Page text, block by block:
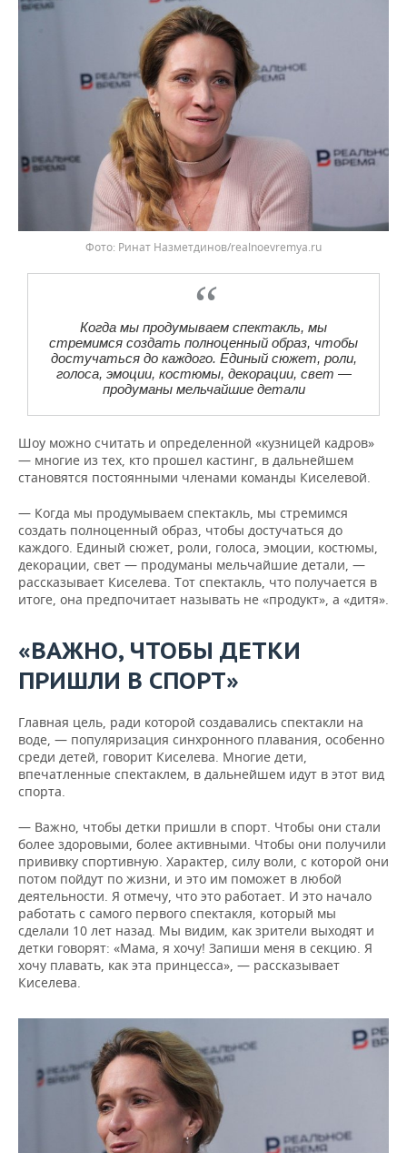
Ринат Назметдинов/realnoevremya.ru
Когда мы продумываем спектакль, мы
стремимся создать полноценный образ, чтобы
достучаться до каждого. Единый сюжет, роли,
голоса, эмоции, костюмы, декорации, свет —
продуманы мельчайшие детали
Шоу можно считать и определенной «кузницей кадров»
— многие из тех, кто прошел кастинг, в дальнейшем
становятся постоянными членами команды Киселевой.
— Когда мы продумываем спектакль, мы стремимся
создать полноценный образ, чтобы достучаться до
каждого. Единый сюжет, роли, голоса, эмоции, костюмы,
декорации, свет — продуманы мельчайшие детали, —
рассказывает Киселева. Тот спектакль, что получается в
итоге, она предпочитает называть не «продукт», а «дитя».
«ВАЖНО, ЧТОБЫ ДЕТКИ
ПРИШЛИ В СПОРТ»
Главная цель, ради которой создавались спектакли на
воде, — популяризация синхронного плавания, особенно
среди детей, говорит Киселева. Многие дети,
впечатленные спектаклем, в дальнейшем идут в этот вид
спорта.
— Важно, чтобы детки пришли в спорт. Чтобы они стали
более здоровыми, более активными. Чтобы они получили
прививку спортивную. Характер, силу воли, с которой они
потом пойдут по жизни, и это им поможет в любой
деятельности. Я отмечу, что это работает. И это начало
работать с самого первого спектакля, который мы
сделали 10 лет назад. Мы видим, как зрители выходят и
детки говорят: «Мама, я хочу! Запиши меня в секцию. Я
хочу плавать, как эта принцесса», — рассказывает
Киселева.